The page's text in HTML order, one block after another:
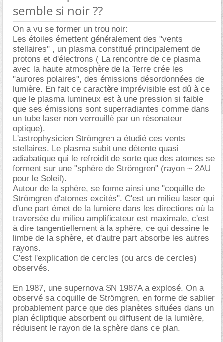
semble si noir ??
On a vu se former un trou noir:
Les étoiles émettent généralement des "vents
stellaires" , un plasma constitué principalement de
protons et d'électrons ( La rencontre de ce plasma
avec la haute atmosphère de la Terre crée les
"aurores polaires", des émissions désordonnées de
lumière. En fait ce caractère imprévisible est dû à ce
que le plasma lumineux est à une pression si faible
que ses émissions sont superradiantes comme dans
un tube laser non verrouillé par un résonateur
optique).
L'astrophysicien Strömgren a étudié ces vents
stellaires. Le plasma subit une détente quasi
adiabatique qui le refroidit de sorte que des atomes se
forment sur une "sphère de Strömgren" (rayon ~ 2AU
pour le Soleil).
Autour de la sphère, se forme ainsi une "coquille de
Strömgren d'atomes excités". C'est un milieu laser qui
d'une part émet de la lumière dans les directions où la
traversée du milieu amplificateur est maximale, c'est
à dire tangentiellement à la sphère, ce qui dessine le
limbe de la sphère, et d'autre part absorbe les autres
rayons.
C'est l'explication de cercles (ou arcs de cercles)
observés.
En 1987, une supernova SN 1987A a explosé. On a
observé sa coquille de Strömgren, en forme de sablier
probablement parce que des planètes situées dans un
plan écliptique absorbent ou diffusent de la lumière,
réduisent le rayon de la sphère dans ce plan.